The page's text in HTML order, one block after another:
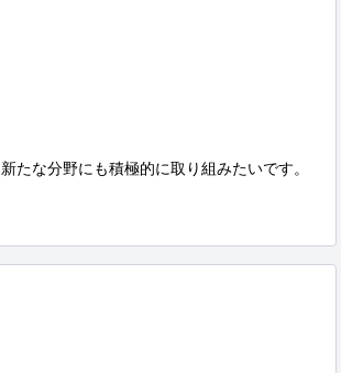
たな分野にも積極的に取り組みたいです。